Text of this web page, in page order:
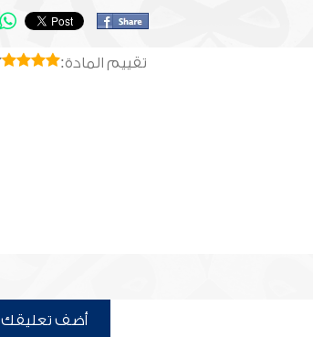
تقييم المادة:
أضف تعليقك